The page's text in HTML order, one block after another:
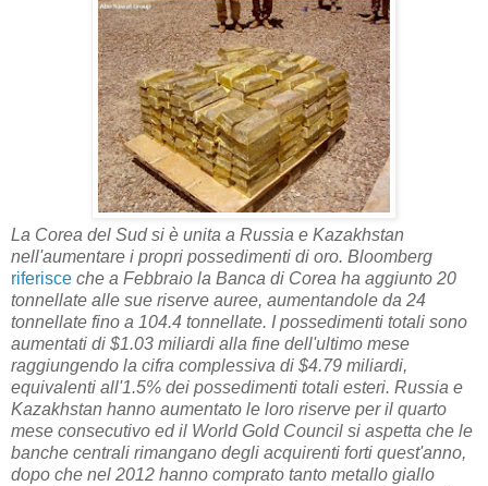
La Corea del Sud si è unita a Russia e Kazakhstan
nell'aumentare i propri possedimenti di oro. Bloomberg
riferisce che a Febbraio la Banca di Corea ha aggiunto 20
tonnellate alle sue riserve auree, aumentandole da 24
tonnellate fino a 104.4 tonnellate. I possedimenti totali sono
aumentati di $1.03 miliardi alla fine dell'ultimo mese
raggiungendo la cifra complessiva di $4.79 miliardi,
equivalenti all'1.5% dei possedimenti totali esteri. Russia e
Kazakhstan hanno aumentato le loro riserve per il quarto
mese consecutivo ed il World Gold Council si aspetta che le
banche centrali rimangano degli acquirenti forti quest'anno,
dopo che nel 2012 hanno comprato tanto metallo giallo